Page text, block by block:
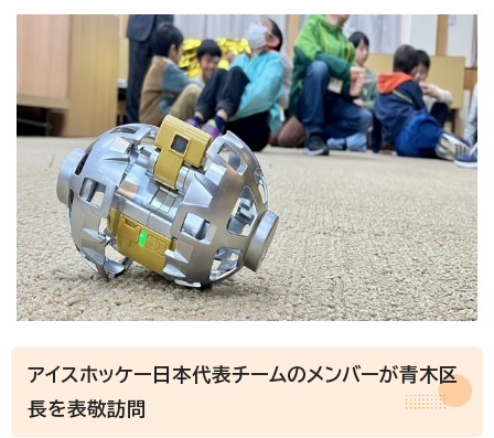
アイスホッケー日本代表チームのメンバーが青木区
長を表敬訪問